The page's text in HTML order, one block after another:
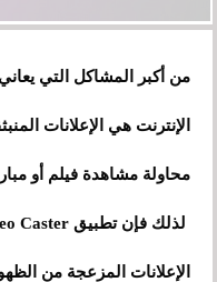
من أكبر المشاكل التي
الإنترنت هي الإعلانات
محاولة مشاهدة فيلم أو
الإعلانات المزعجة من